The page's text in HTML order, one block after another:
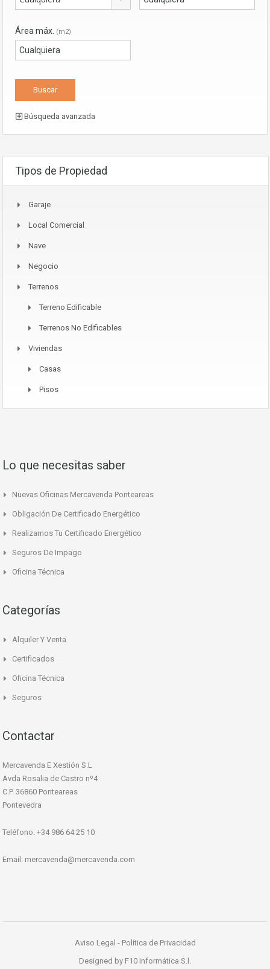
Área máx. (m2)
Búsqueda avanzada
Tipos de Propiedad
Garaje
Local Comercial
Nave
Negocio
Terrenos
Terreno Edificable
Terrenos No Edificables
Viviendas
Casas
Pisos
Lo que necesitas saber
Nuevas Oficinas Mercavenda Ponteareas
Obligación De Certificado Energético
Realizamos Tu Certificado Energético
Seguros De Impago
Oficina Técnica
Categorías
Alquiler Y Venta
Certificados
Oficina Técnica
Seguros
Contactar
Mercavenda E Xestión S.L
Avda Rosalia de Castro nº4
C.P. 36860 Ponteareas
Pontevedra
Teléfono: +34 986 64 25 10
Email: mercavenda@mercavenda.com
Aviso Legal - Política de Privacidad
Designed by F10 Informática S.l.